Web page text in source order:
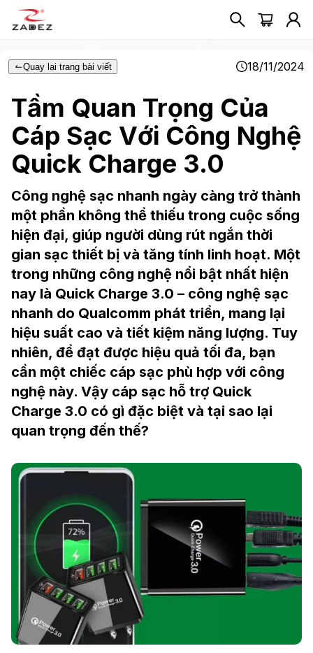
Quay lại trang bài viết 18/11/2024
Tầm Quan Trọng Của
Cáp Sạc Với Công Nghệ
Quick Charge 3.0
Công nghệ sạc nhanh ngày càng trở thành
một phần không thể thiếu trong cuộc sống
hiện đại, giúp người dùng rút ngắn thời
gian sạc thiết bị và tăng tính linh hoạt. Một
trong những công nghệ nổi bật nhất hiện
nay là Quick Charge 3.0 – công nghệ sạc
nhanh do Qualcomm phát triển, mang lại
hiệu suất cao và tiết kiệm năng lượng. Tuy
nhiên, để đạt được hiệu quả tối đa, bạn
cần một chiếc cáp sạc phù hợp với công
nghệ này. Vậy cáp sạc hỗ trợ Quick
Charge 3.0 có gì đặc biệt và tại sao lại
quan trọng đến thế?